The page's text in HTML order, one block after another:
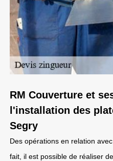
RM Couverture et
l'installation des
Segry
Des opérations en relation
fait, il est possible de réaliser